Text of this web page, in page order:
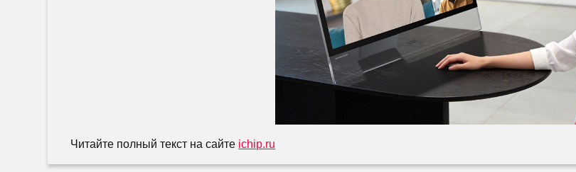
Читайте полный текст на сайте ichip.ru